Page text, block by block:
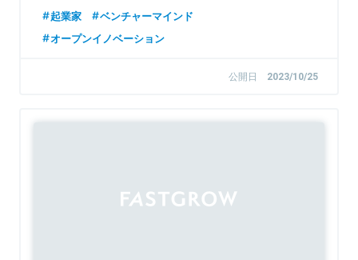
起業家
ベンチャーマインド
オープンイノベーション
公開日 2023/10/25